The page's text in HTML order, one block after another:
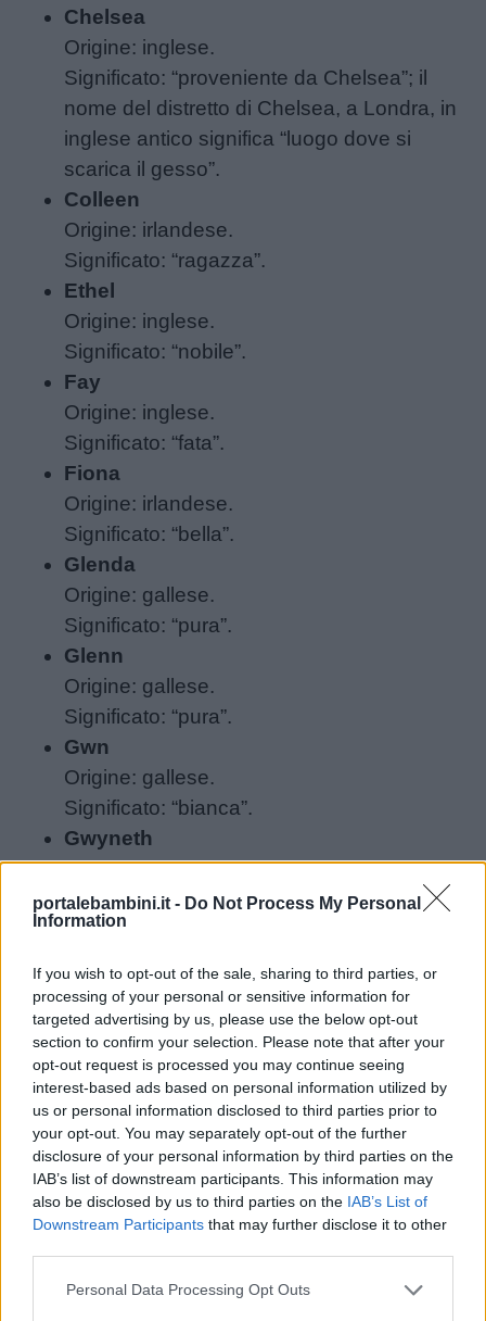
portalebambini.it - Do Not Process My Personal
Information
If you wish to opt-out of the sale, sharing to third parties, or
processing of your personal or sensitive information for
targeted advertising by us, please use the below opt-out
section to confirm your selection. Please note that after your
opt-out request is processed you may continue seeing
interest-based ads based on personal information utilized by
us or personal information disclosed to third parties prior to
your opt-out. You may separately opt-out of the further
disclosure of your personal information by third parties on the
IAB’s list of downstream participants. This information may
also be disclosed by us to third parties on the IAB’s List of
Downstream Participants that may further disclose it to other
Personal Data Processing Opt Outs
Chelsea
Origine: inglese.
Significato: “proveniente da Chelsea”; il
nome del distretto di Chelsea, a Londra, in
inglese antico significa “luogo dove si
scarica il gesso”.
Colleen
Origine: irlandese.
Significato: “ragazza”.
Ethel
Origine: inglese.
Significato: “nobile”.
Fay
Origine: inglese.
Significato: “fata”.
Fiona
Origine: irlandese.
Significato: “bella”.
Glenda
Origine: gallese.
Significato: “pura”.
Glenn
Origine: gallese.
Significato: “pura”.
Gwn
Origine: gallese.
Significato: “bianca”.
Gwyneth
Origine: gallese.
Significato: “bianca”.
Hailey
Significato: “campo di fieno”.
Holly
Origine: inglese.
Significato: “agrifoglio”.
Ivy
Origine: inglese.
Significato: “edera”.
Nomi inglesi particolari